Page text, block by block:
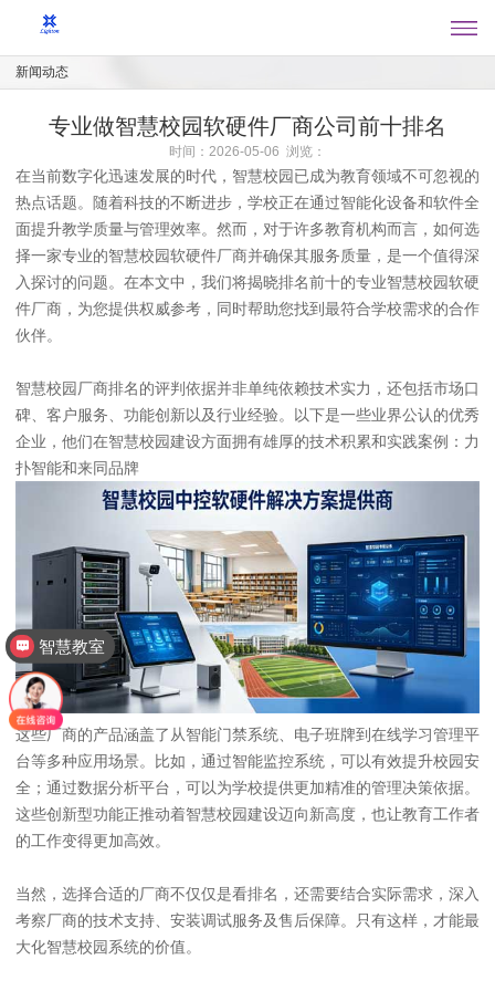
新闻动态
专业做智慧校园软硬件厂商公司前十排名
时间：2026-05-06 浏览：
在当前数字化迅速发展的时代，智慧校园已成为教育领域不可忽视的
热点话题。随着科技的不断进步，学校正在通过智能化设备和软件全
面提升教学质量与管理效率。然而，对于许多教育机构而言，如何选
择一家专业的智慧校园软硬件厂商并确保其服务质量，是一个值得深
入探讨的问题。在本文中，我们将揭晓排名前十的专业智慧校园软硬
件厂商，为您提供权威参考，同时帮助您找到最符合学校需求的合作
伙伴。
智慧校园厂商排名的评判依据并非单纯依赖技术实力，还包括市场口
碑、客户服务、功能创新以及行业经验。以下是一些业界公认的优秀
企业，他们在智慧校园建设方面拥有雄厚的技术积累和实践案例：力
扑智能和来同品牌
这些厂商的产品涵盖了从智能门禁系统、电子班牌到在线学习管理平
台等多种应用场景。比如，通过智能监控系统，可以有效提升校园安
全；通过数据分析平台，可以为学校提供更加精准的管理决策依据。
这些创新型功能正推动着智慧校园建设迈向新高度，也让教育工作者
的工作变得更加高效。
当然，选择合适的厂商不仅仅是看排名，还需要结合实际需求，深入
考察厂商的技术支持、安装调试服务及售后保障。只有这样，才能最
大化智慧校园系统的价值。
智慧教室